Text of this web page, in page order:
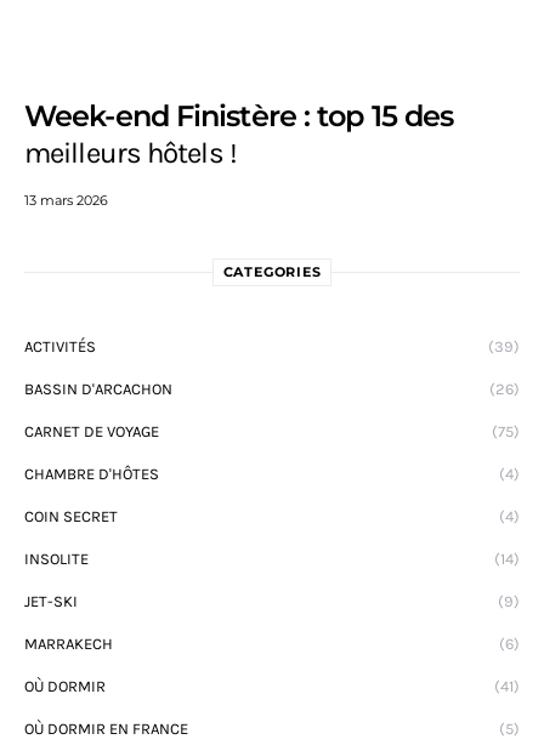
Week-end Finistère : top 15 des
meilleurs hôtels !
13 mars 2026
CATEGORIES
ACTIVITÉS (39)
BASSIN D'ARCACHON (26)
CARNET DE VOYAGE (75)
CHAMBRE D'HÔTES (4)
COIN SECRET (4)
INSOLITE (14)
JET-SKI (9)
MARRAKECH (6)
OÙ DORMIR (41)
OÙ DORMIR EN FRANCE (5)